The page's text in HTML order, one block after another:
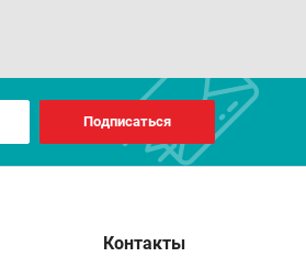
Подписаться
Контакты